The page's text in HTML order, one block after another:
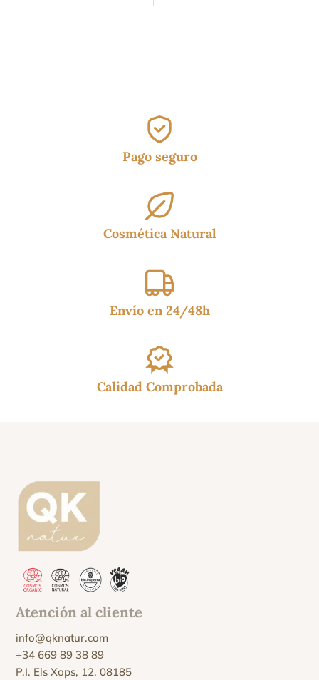
de 5
precioprecio
Pago seguro
Cosmética Natural
Envío en 24/48h
Calidad Comprobada
Atención al cliente
info@qknatur.com
+34 669 89 38 89
P.I. Els Xops, 12, 08185